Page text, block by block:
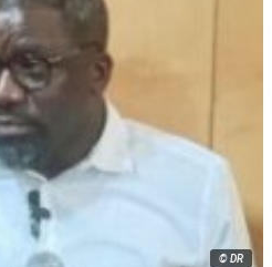
© DR